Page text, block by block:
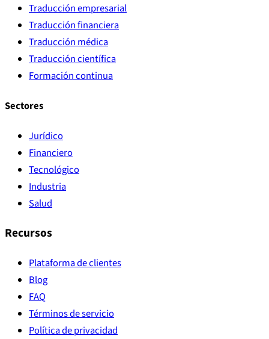
Traducción empresarial
Traducción financiera
Traducción médica
Traducción científica
Formación continua
Sectores
Jurídico
Financiero
Tecnológico
Industria
Salud
Recursos
Plataforma de clientes
Blog
FAQ
Términos de servicio
Política de privacidad